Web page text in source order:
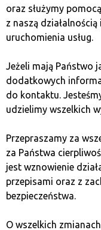
Kantory
Franczyza
Słownik
Blog
oraz służymy
z naszą
uruchomienia usług.
Jeżeli mają Państwo
dodatkowych
do kontaktu.
udzielimy wszelkich
Przepraszamy za
za Państwa
jest wznowienie
przepisami oraz z
bezpieczeństwa.
O wszelkich